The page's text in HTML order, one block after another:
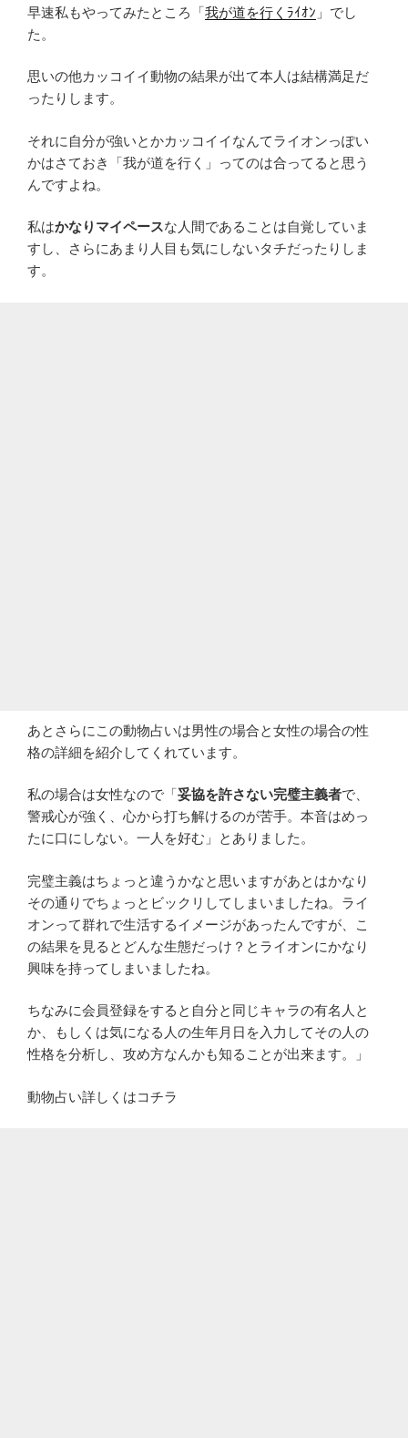
早速私もやってみたところ「我が道を行くﾗｲｵﾝ 」でし
た。
思いの他カッコイイ動物の結果が出て本人は結構満足だ
ったりします。
それに自分が強いとかカッコイイなんてライオンっぽい
かはさておき「我が道を行く」ってのは合ってると思う
んですよね。
私はかなりマイペースな人間であることは自覚していま
すし、さらにあまり人目も気にしないタチだったりしま
す。
あとさらにこの動物占いは男性の場合と女性の場合の性
格の詳細を紹介してくれています。
私の場合は女性なので「妥協を許さない完璧主義者で、
警戒心が強く、心から打ち解けるのが苦手。本音はめっ
たに口にしない。一人を好む」とありました。
完璧主義はちょっと違うかなと思いますがあとはかなり
その通りでちょっとビックリしてしまいましたね。ライ
オンって群れで生活するイメージがあったんですが、こ
の結果を見るとどんな生態だっけ？とライオンにかなり
興味を持ってしまいましたね。
ちなみに会員登録をすると自分と同じキャラの有名人と
か、もしくは気になる人の生年月日を入力してその人の
性格を分析し、攻め方なんかも知ることが出来ます。」
動物占い詳しくはコチラ